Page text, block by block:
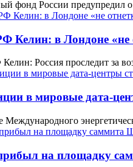
фонд России предупредил
Келин: в Лондоне «не
Россия проследит за
в мировые дата-
Международного
на площадку